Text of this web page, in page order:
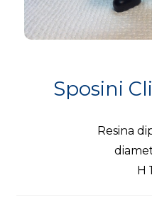
Sposini
Resina
H